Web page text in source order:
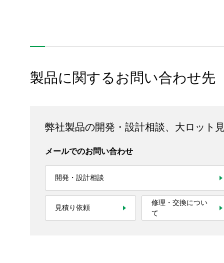
製品に関するお問い合わせ先
弊社製品の開発・設計相談、大ロット
メールでのお問い合わせ
開発・設計相談
見積り依頼
修理・交換につい
て
サイトマップ このサイトについて
プライバシーポリシー